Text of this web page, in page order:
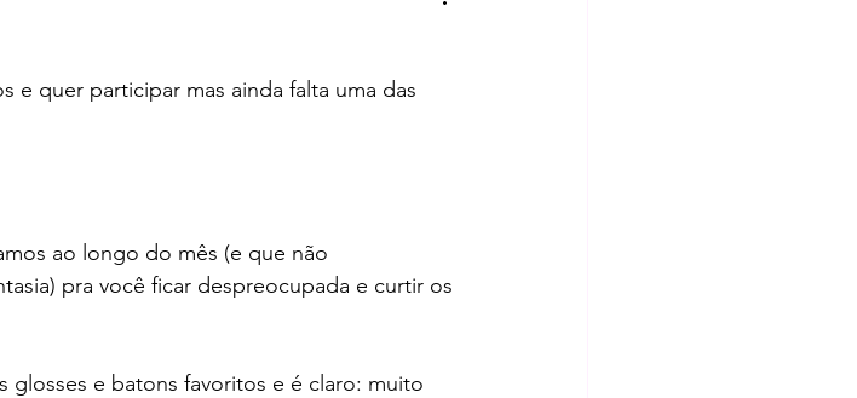
e quer participar mas ainda falta uma das
ao longo do mês (e que não
pra você ficar despreocupada e curtir os
glosses e batons favoritos e é claro: muito